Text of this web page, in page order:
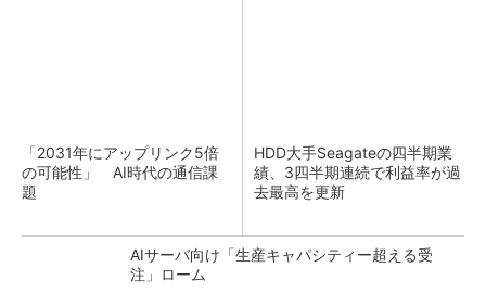
「2031年にアップリンク5倍
の可能性」 AI時代の通信課
題
HDD大手Seagateの四半期業
績、3四半期連続で利益率が過
去最高を更新
AIサーバ向け「生産キャパシティー超える受
注」ローム